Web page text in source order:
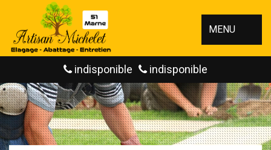
MENU
indisponible indisponible